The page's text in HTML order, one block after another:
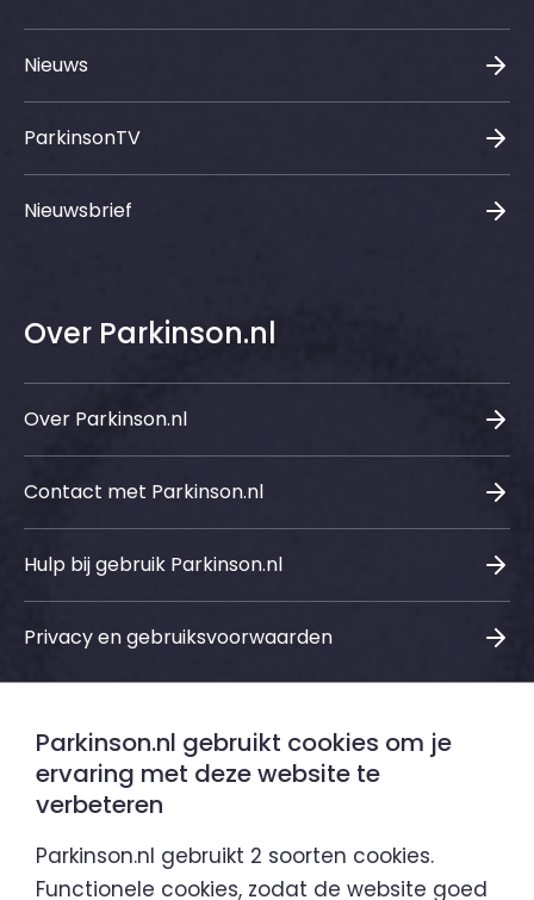
Nieuws
ParkinsonTV
Nieuwsbrief
Over Parkinson.nl
Over Parkinson.nl
Contact met Parkinson.nl
Hulp bij gebruik Parkinson.nl
Privacy en gebruiksvoorwaarden
Sociale media
Parkinson.nl gebruikt cookies om je
ervaring met deze website te
verbeteren
Parkinson.nl gebruikt 2 soorten cookies.
Functionele cookies, zodat de website goed